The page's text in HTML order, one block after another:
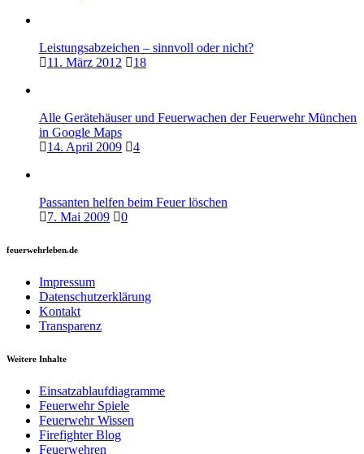
Leistungsabzeichen – sinnvoll oder nicht?
11. März 2012
18
Alle Gerätehäuser und Feuerwachen der Feuerwehr München
in Google Maps
14. April 2009
4
Passanten helfen beim Feuer löschen
7. Mai 2009
0
feuerwehrleben.de
Impressum
Datenschutzerklärung
Kontakt
Transparenz
Weitere Inhalte
Einsatzablaufdiagramme
Feuerwehr Spiele
Feuerwehr Wissen
Firefighter Blog
Feuerwehren